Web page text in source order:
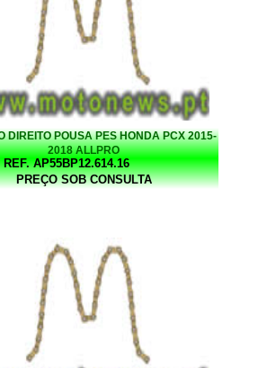
DIREITO POUSA PES HONDA PCX 2015-
2018 ALLPRO
REF. AP55BP12.614.16
PREÇO SOB CONSULTA